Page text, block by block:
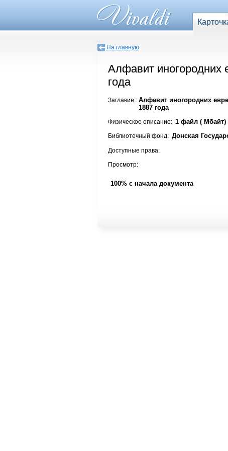
На главную
Алфавит иногородних
года
Заглавие: Алфавит иногородних
1887 года
Физическое описание: 1 файл ( Мбайт)
Библиотечный фонд: Донская
Доступные права:
Просмотр:
100% с начала документа